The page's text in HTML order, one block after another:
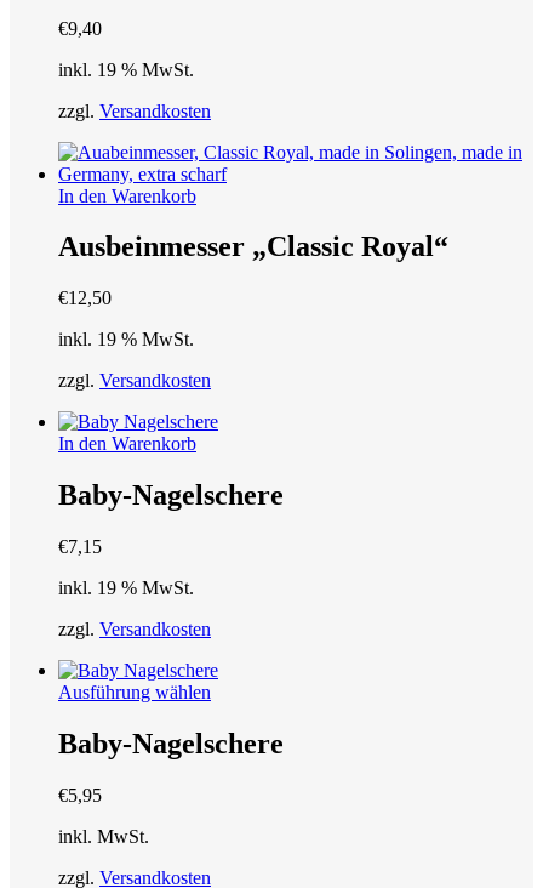
€9,40
inkl. 19 % MwSt.
zzgl. Versandkosten
In den Warenkorb
Ausbeinmesser „Classic Royal“
€12,50
inkl. 19 % MwSt.
zzgl. Versandkosten
In den Warenkorb
Baby-Nagelschere
€7,15
inkl. 19 % MwSt.
zzgl. Versandkosten
Ausführung wählen
weist
mehrere
Baby-Nagelschere
€5,95
inkl. MwSt.
zzgl. Versandkosten